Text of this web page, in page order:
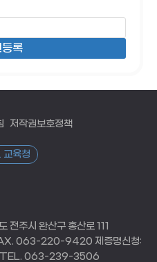
저작권보호정책
교육청
주시 완산구 홍산로 111
063-220-9420 제증명신청:
063-239-3506